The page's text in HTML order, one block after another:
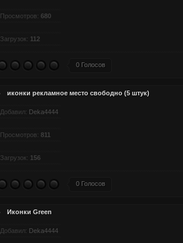
Просмотров: 680
Загрузок: 112
0 Голосов
иконки рекламное место свободно (5 штук)
Добавил: Deka4444
Просмотров: 811
Загрузок: 156
0 Голосов
Иконки Green
Добавил: Deka4444